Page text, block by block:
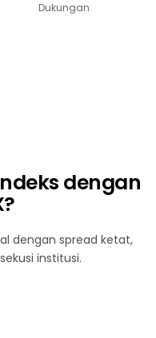
Dukungan
dengan
dengan spread ketat,
institusi.